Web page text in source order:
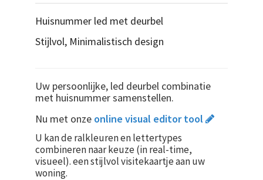
Huisnummer led met deurbel
Stijlvol, Minimalistisch design
Uw persoonlijke, led deurbel combinatie
met huisnummer samenstellen.
Nu met onze online visual editor tool
U kan de ralkleuren en lettertypes
combineren naar keuze (in real-time,
visueel). een stijlvol visitekaartje aan uw
woning.